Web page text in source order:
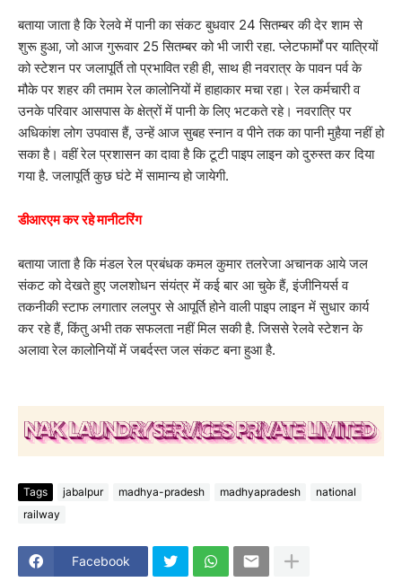
बताया जाता है कि रेलवे में पानी का संकट बुधवार 24 सितम्बर की देर शाम से
शुरू हुआ, जो आज गुरूवार 25 सितम्बर को भी जारी रहा. प्लेटफार्मों पर यात्रियों
को स्टेशन पर जलापूर्ति तो प्रभावित रही ही, साथ ही नवरात्र के पावन पर्व के
मौके पर शहर की तमाम रेल कालोनियों में हाहाकार मचा रहा। रेल कर्मचारी व
उनके परिवार आसपास के क्षेत्रों में पानी के लिए भटकते रहे। नवरात्रि पर
अधिकांश लोग उपवास हैं, उन्हें आज सुबह स्नान व पीने तक का पानी मुहैया नहीं हो
सका है। वहीं रेल प्रशासन का दावा है कि टूटी पाइप लाइन को दुरुस्त कर दिया
गया है. जलापूर्ति कुछ घंटे में सामान्य हो जायेगी.
डीआरएम कर रहे मानीटरिंग
बताया जाता है कि मंडल रेल प्रबंधक कमल कुमार तलरेजा अचानक आये जल
संकट को देखते हुए जलशोधन संयंत्र में कई बार आ चुके हैं, इंजीनियर्स व
तकनीकी स्टाफ लगातार ललपुर से आपूर्ति होने वाली पाइप लाइन में सुधार कार्य
कर रहे हैं, किंतु अभी तक सफलता नहीं मिल सकी है. जिससे रेलवे स्टेशन के
अलावा रेल कालोनियों में जबर्दस्त जल संकट बना हुआ है.
Tags jabalpur madhya-pradesh madhyapradesh
national
railway
Facebook